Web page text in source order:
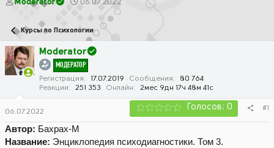
о
р
т
е
Moderator
а
а
ч
а
л
а
06.07.2022
Курсы по Психологии
Moderator
МОДЕРАТОР
Регистрация 17.07.2019 Сообщения
80 764
Реакции
251 353 Онлайн 2мес 9дн 17ч 48м 41с
06.07.2022 Голосов: 0 #1
Автор: Бахрах-М
Название: Энциклопедия психодиагностики. Том 3.